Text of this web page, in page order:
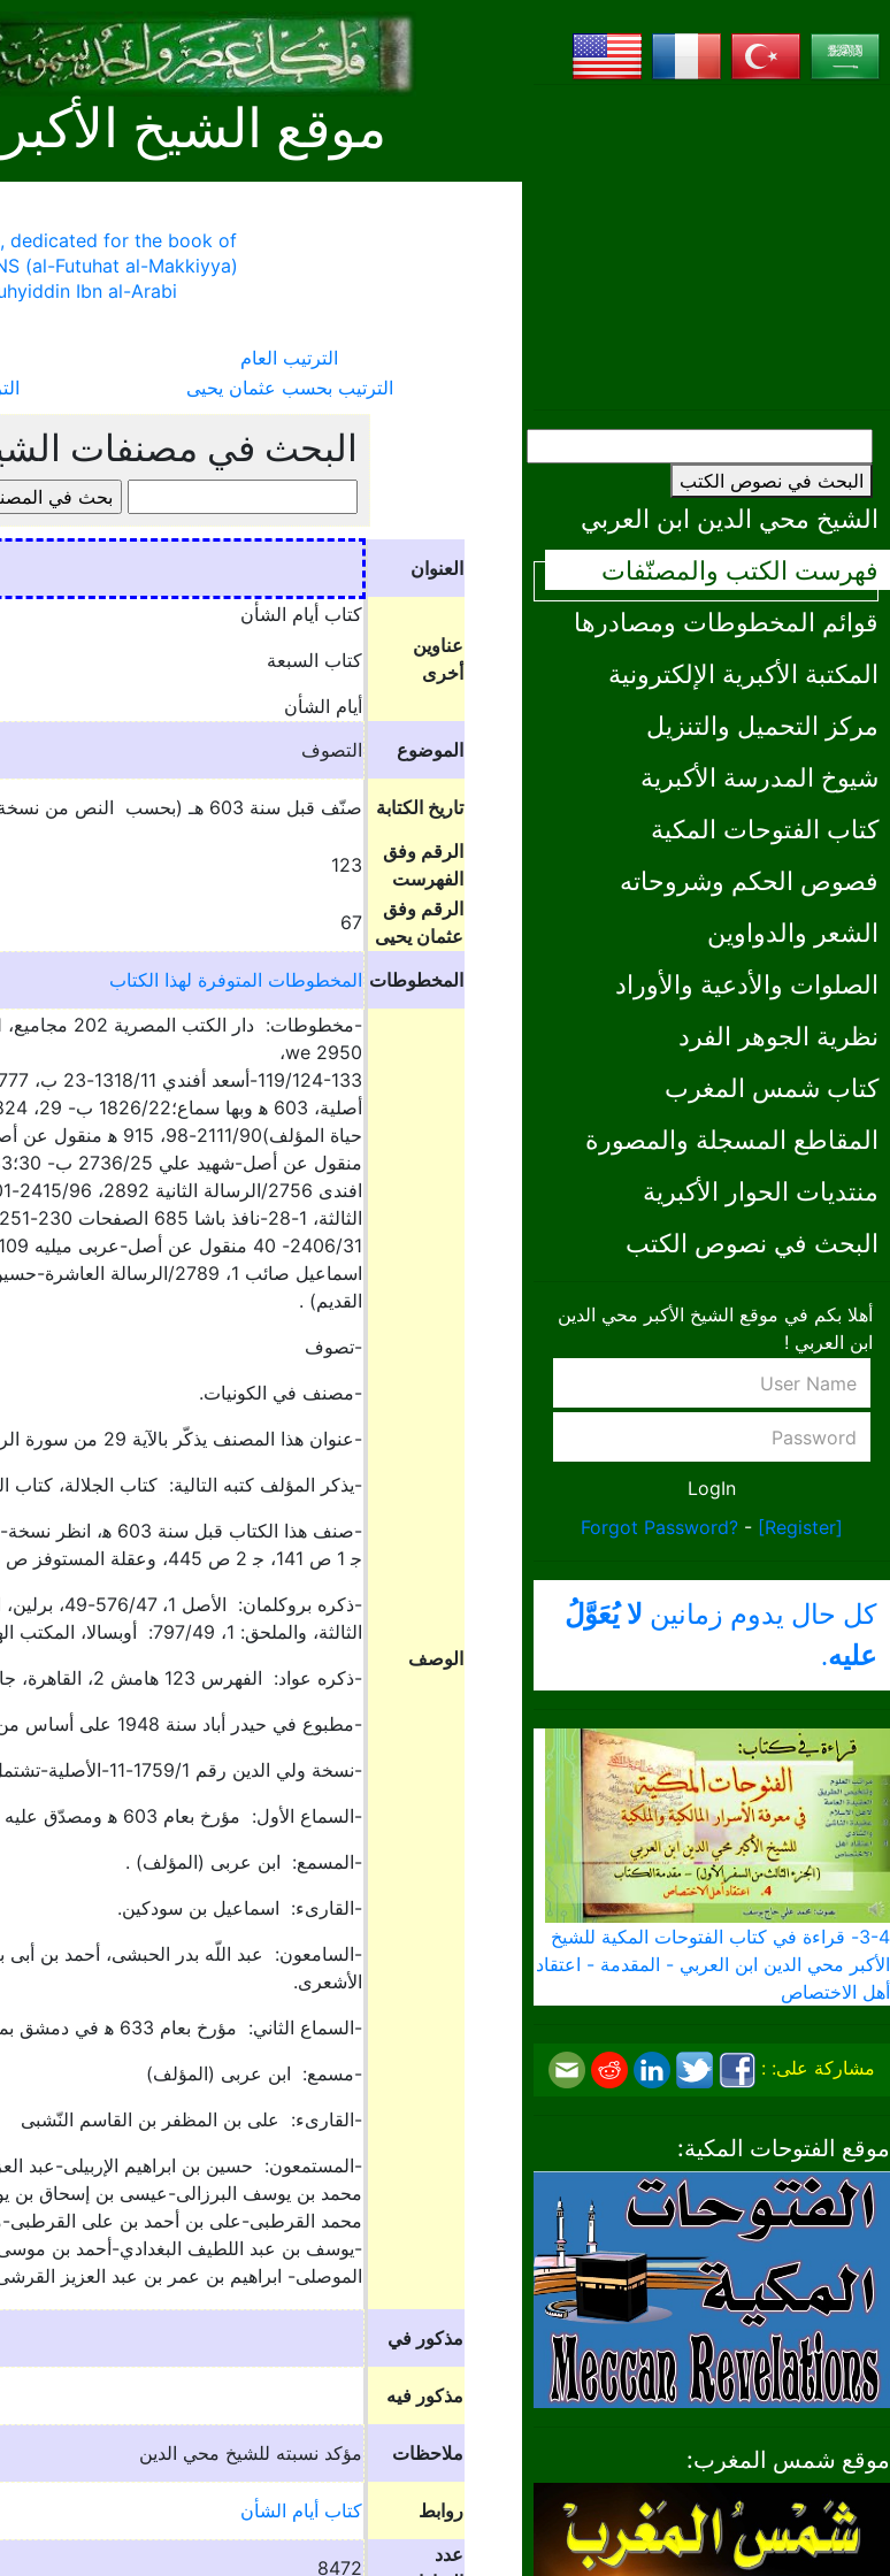
البحث في نصوص الكتب
الشيخ محي الدين ابن العربي
فهرست الكتب والمصنّفات
قوائم المخطوطات ومصادرها
المكتبة الأكبرية الإلكترونية
مركز التحميل والتنزيل
شيوخ المدرسة الأكبرية
كتاب الفتوحات المكية
فصوص الحكم وشروحاته
الشعر والدواوين
الصلوات والأدعية والأوراد
نظرية الجوهر الفرد
كتاب شمس المغرب
المقاطع المسجلة والمصورة
منتديات الحوار الأكبرية
البحث في نصوص الكتب
أهلا بكم في موقع الشيخ الأكبر محي الدين
ابن العربي !
Forgot Password? - [Register]
كل حال يدوم زمانين لا يُعَوَّلُ
عليه.
3-4- قراءة في كتاب الفتوحات المكية للشيخ
الأكبر محي الدين ابن العربي - المقدمة - اعتقاد
أهل الاختصاص
مشاركة على: :
موقع الفتوحات المكية:
موقع شمس المغرب:
موقع الشيخ
dedicated for the book of
(al-Futuhat al-Makkiyya)
Ibn al-Arabi
الترتيب العام
الترتيب بحسب عثمان يحيى
البحث في مصنفات
العنوان
عناوين
أخرى
كتاب أيام الشأن
كتاب السبعة
أيام الشأن
الموضوع
التصوف
تاريخ الكتابة
صنّف قبل سنة 603 هـ (بحسب النص من نسخة ولي الدين 1759)
الرقم وفق
الفهرست
123
الرقم وفق
عثمان يحيى
67
المخطوطات المخطوطات المتوفرة لهذا الكتاب
الوصف
2950 we،
القديم) .
-تصوف
-مصنف في الكونيات.
-عنوان هذا المصنف يذكّر بالآية 29 من سورة الرحمن.
-يذكر المؤلف كتبه التالية: كتاب الجلالة، كتاب
ج‍ 1 ص 141، ج‍ 2 ص 445، وعقلة المستوفز ص 64 ط نيبرج، والجاذب 7 أ، وكشف الظنون 2، 874.
الثالثة، والملحق: 1، 797/49: أوبسالا، المكتب الهندي 1262، بودليان 234/الرسالة الثانية، مانشستر 106 ب، القاهرة، باريس
-ذكره عواد: الفهرس 123 هامش 2، القاهرة، جار اللّه، بايزيد، برلين، المكتب الهندي، مانشستر، تذكرة النوادر 371.
-مطبوع في حيدر أباد سنة 1948 على أساس من مخطوط أصافيا رقم 376.
-نسخة ولي الدين رقم 1759/1-11-الأصلية-تشتمل على سماعين مثبتين على الغلاف، ومؤرخين بعامي 603 ه‍. و633 ه‍:
-السماع الأول: مؤرخ بعام 603 ه‍ ومصدّق عليه من المؤلف.
-المسمع: ابن عربى (المؤلف) .
-القارىء: اسماعيل بن سودكين.
-السامعون: عبد اللّه بدر الحبشى، أحمد بن
الأشعرى.
-السماع الثاني: مؤرخ بعام 633 ه‍ في دمشق بمنزل ابن عربى، ومصدّق عليه من المؤلف.
-مسمع: ابن عربى (المؤلف)
-القارىء: على بن المظفر بن القاسم النّشبى
-المستمعون: حسين بن ابراهيم الإربيلى-عبد
محمد بن يوسف البرزالى-عيسى بن إسحاق بن
محمد القرطبى-على بن أحمد بن على
-يوسف بن عبد اللطيف البغدادي-أحمد بن
الموصلى- ابراهيم بن عمر بن عبد العزيز
مذكور في
مذكور فيه
ملاحظات مؤكد نسبته للشيخ محي الدين
روابط
كتاب أيام الشأن
عدد
8472